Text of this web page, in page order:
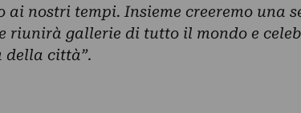
ai nostri tempi. Insieme creeremo una
riunirà gallerie di tutto il mondo e
della città”.